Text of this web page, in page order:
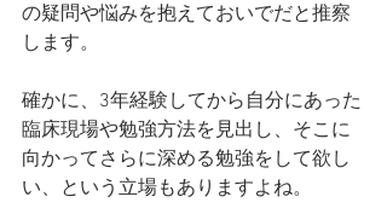
の疑問や悩みを抱えておいでだと推察
します。
確かに、3年経験してから自分にあった
臨床現場や勉強方法を見出し、そこに
向かってさらに深める勉強をして欲し
い、という立場もありますよね。